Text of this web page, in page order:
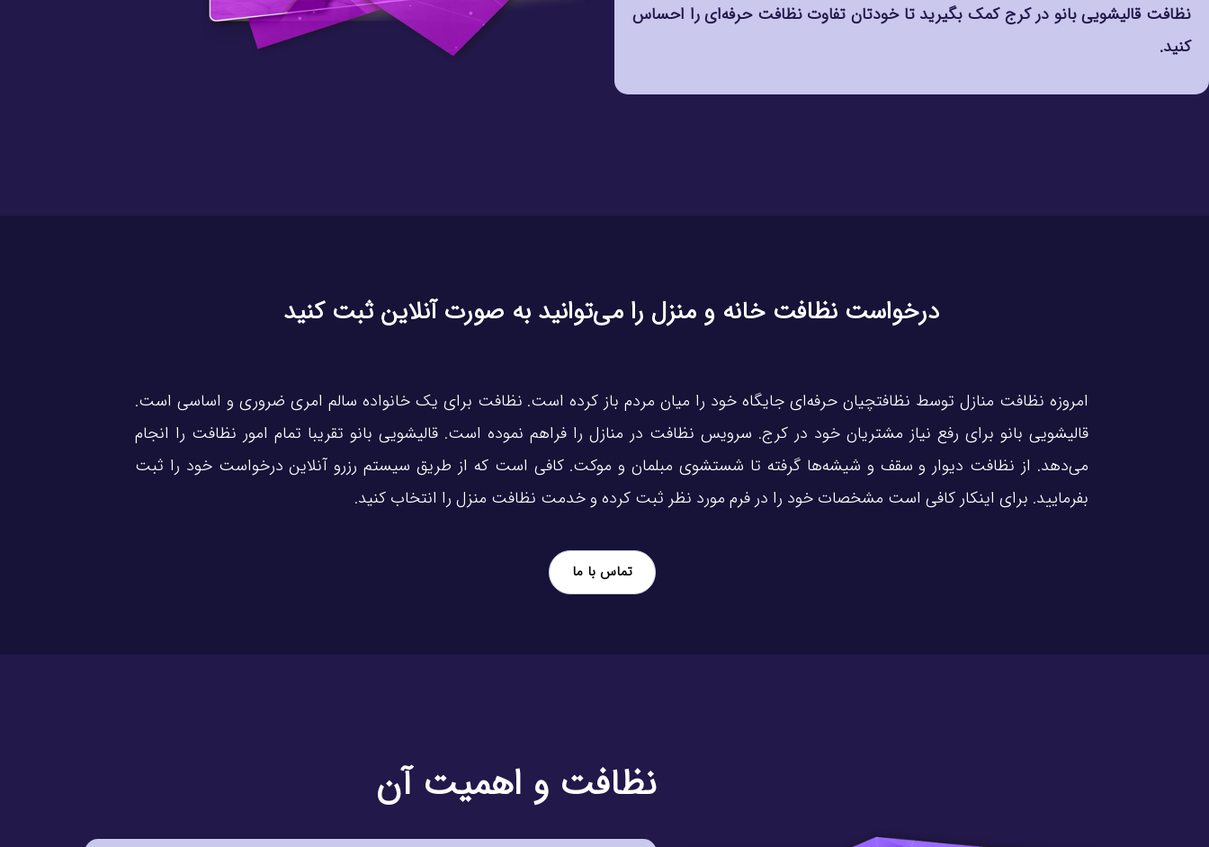
نظافت قالیشویی بانو در کرج کمک بگیرید تا خودتان تفاوت نظافت حرفه‌ای را احساس
کنید.
درخواست نظافت خانه و منزل را می‌توانید به صورت آنلاین ثبت کنید
امروزه نظافت منازل توسط نظافتچیان حرفه‌ای جایگاه خود را میان مردم باز کرده است. نظافت برای یک خانواده سالم امری ضروری و اساسی است.
قالیشویی بانو برای رفع نیاز مشتریان خود در کرج. سرویس نظافت در منازل را فراهم نموده است. قالیشویی بانو تقریبا تمام امور نظافت را انجام
می‌دهد. از نظافت دیوار و سقف و شیشه‌ها گرفته تا شستشوی مبلمان و موکت. کافی است که از طریق سیستم رزرو آنلاین درخواست خود را ثبت
بفرمایید. برای اینکار کافی است مشخصات خود را در فرم مورد نظر ثبت کرده و خدمت نظافت منزل را انتخاب کنید.
تماس با ما
نظافت و اهمیت آن